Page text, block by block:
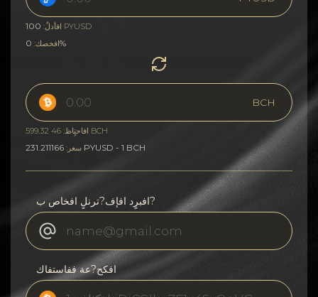
افأدلٌ: 100
PYUSD
افخصك:0%
BCH
افاحتٍاظ: 46 599.32 BCH
سغر: 231.211166 PYUSD - 1 BCH
افبرٍد افإف?ترنلٍ افخاص ب?
افكح?عة ففاستفاك